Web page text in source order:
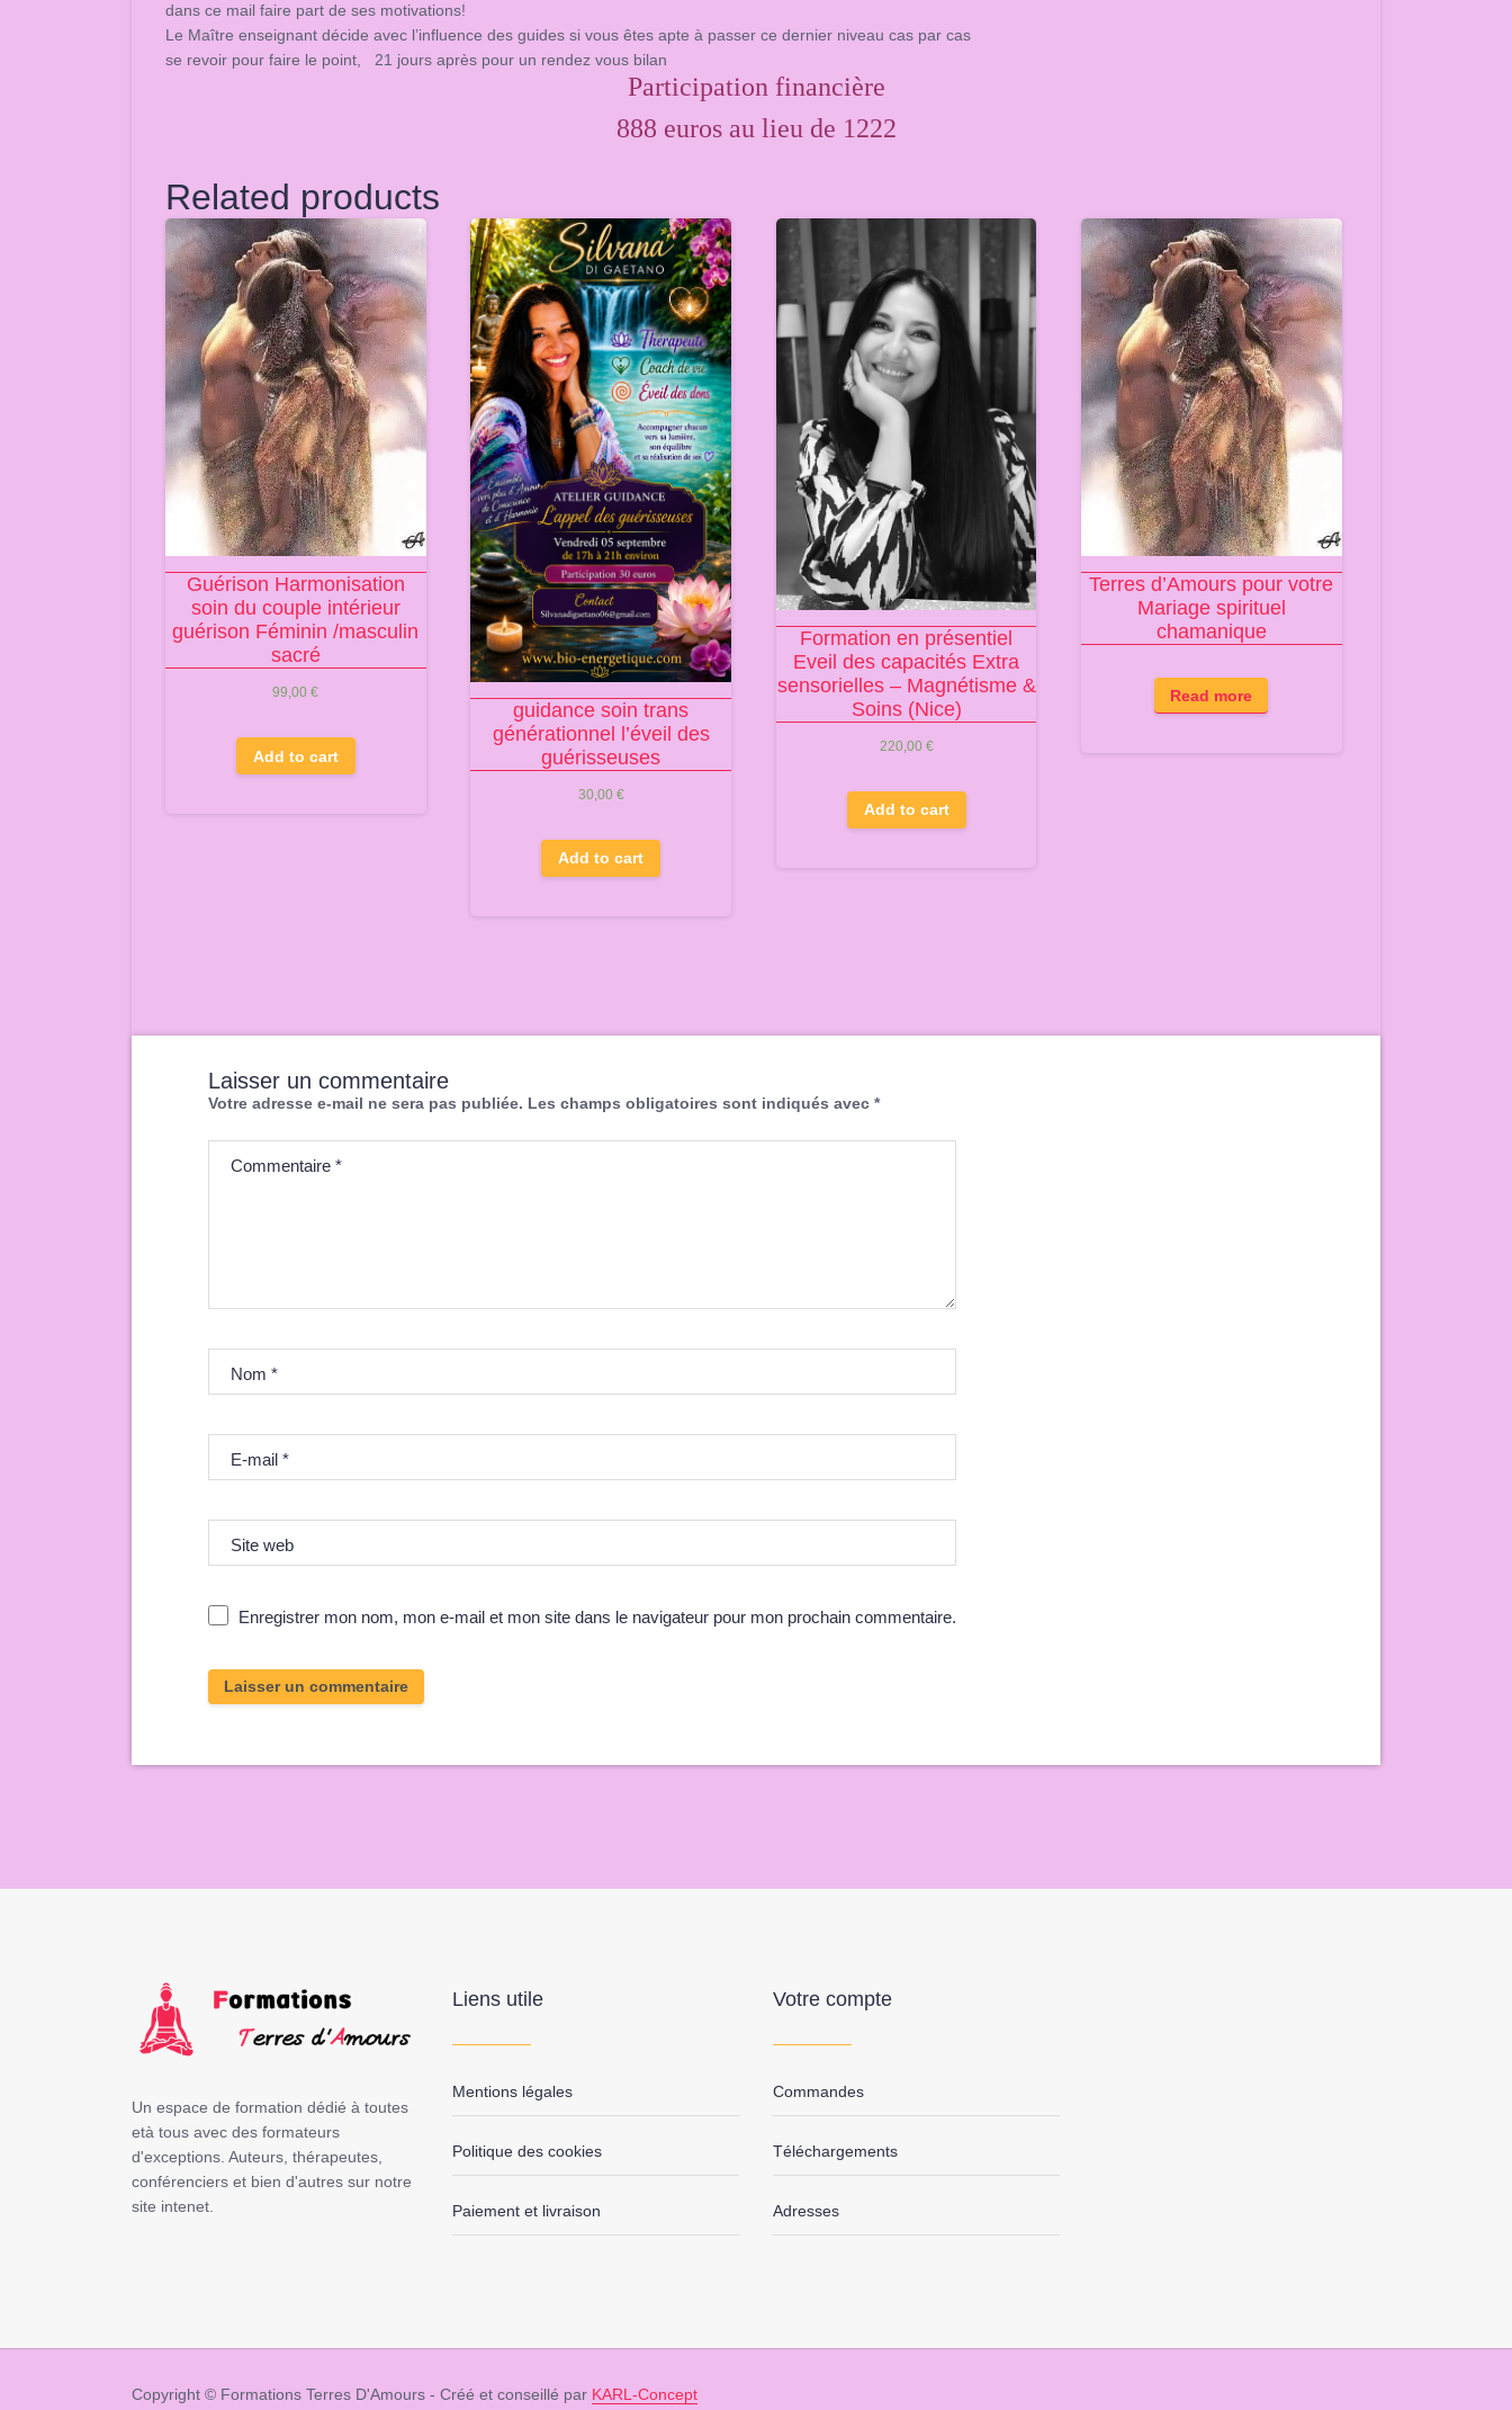
dans ce mail faire part de ses motivations!
Le Maître enseignant décide avec l’influence des guides si vous êtes apte à passer ce dernier niveau cas par cas
se revoir pour faire le point, 21 jours après pour un rendez vous bilan
Participation financière
888 euros au lieu de 1222
Related products
Guérison Harmonisation
soin du couple intérieur
guérison Féminin /masculin
sacré
99,00€
Add to cart
guidance soin trans
générationnel l’éveil des
guérisseuses
30,00 €
Add to cart
Formation en présentiel
Eveil des capacités Extra
sensorielles – Magnétisme &
Soins (Nice)
220,00 €
Add to cart
Terres d’Amours pour votre
Mariage spirituel
chamanique
Read more
Laisser un commentaire
Votre adresse e-mail ne sera pas publiée. Les champs obligatoires sont indiqués avec *
Commentaire *
Nom *
E-mail *
Site web
Enregistrer mon nom, mon e-mail et mon site dans le navigateur pour mon prochain commentaire.
Un espace de formation dédié à toutes
età tous avec des formateurs
d'exceptions. Auteurs, thérapeutes,
conférenciers et bien d'autres sur notre
site intenet.
Liens utile
Mentions légales
Politique des cookies
Paiement et livraison
Votre compte
Commandes
Téléchargements
Adresses
Copyright © Formations Terres D'Amours - Créé et conseillé par KARL-Concept